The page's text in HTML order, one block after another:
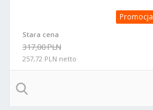
Promocja
Stara cena
317,00 PLN
257,72 PLN netto